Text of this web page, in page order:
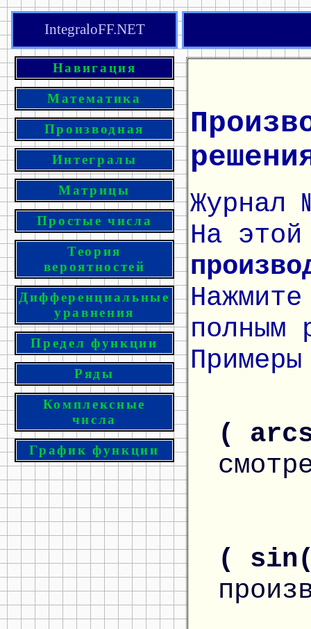
IntegraloFF.NET
Навигация
Математика
Производная
Интегралы
Матрицы
Простые числа
Теория
вероятностей
Дифференциальные
уравнения
Предел функции
Ряды
Комплексные
числа
График функции
Журнал
На
полным
(
(